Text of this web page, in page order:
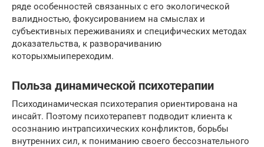
ряде особенностей связанных с его экологической
валидностью, фокусированием на смыслах и
субъективных переживаниях и специфических методах
доказательства, к разворачиванию
которыхмыипереходим.
Польза динамической психотерапии
Психодинамическая психотерапия ориентирована на
инсайт. Поэтому психотерапевт подводит клиента к
осознанию интрапсихических конфликтов, борьбы
внутренних сил, к пониманию своего бессознательного